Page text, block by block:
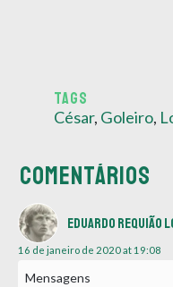
TAGS
César, Goleiro,
COMENTÁRIOS
Eduardo Requião
16 de janeiro de 2020 at 19:08
Mensagens